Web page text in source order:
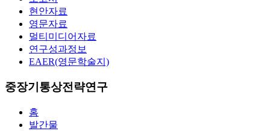
현안자료
영문자료
멀티미디어자료
연구성과정보
EAER(영문학술지)
중장기통상전략연구
홈
발간물